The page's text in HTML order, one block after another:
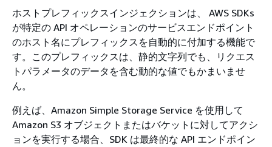
ホストプレフィックスインジェクションは、 AWS SDKs
が特定の API オペレーションのサービスエンドポイント
のホスト名にプレフィックスを自動的に付加する機能で
す。このプレフィックスは、静的文字列でも、リクエス
トパラメータのデータを含む動的な値でもかまいませ
ん。
例えば、Amazon Simple Storage Service を使用して
Amazon S3 オブジェクトまたはバケットに対してアクシ
ョンを実行する場合、SDK は最終的な API エンドポイン